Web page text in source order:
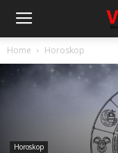
Home Horoskop
Horoskop